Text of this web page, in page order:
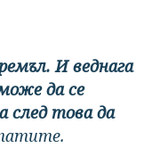
И веднага
да се
след това да